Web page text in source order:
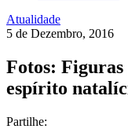
Atualidade
5 de Dezembro, 2016
Fotos:
espírito
Partilhe: